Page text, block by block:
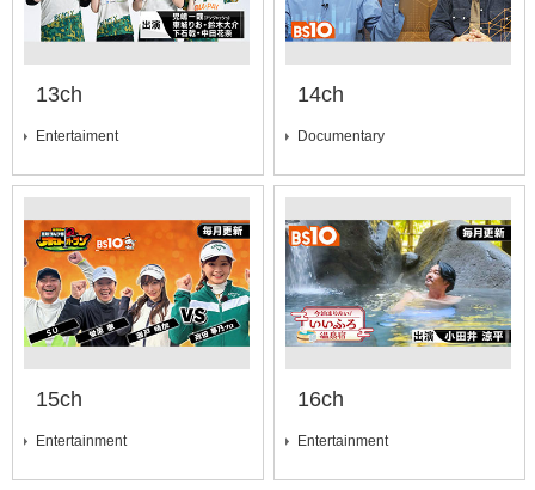
13ch
Entertaiment
14ch
Documentary
15ch
Entertainment
16ch
Entertainment